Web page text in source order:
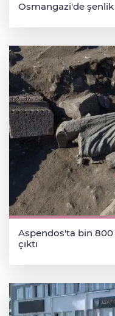
Osmangazi'de
Aspendos'ta bin 800
çıktı